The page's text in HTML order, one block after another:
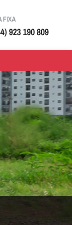
FIXA
923 190 809